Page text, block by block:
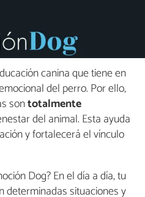
canina que tiene en
del perro. Por ello,
sontotalmente
del animal. Esta ayuda
y fortalecerá el vínculo
Dog? En el día a día, tu
determinadas situaciones y